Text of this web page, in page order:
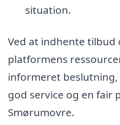
situation.
Ved at indhente
platformens
informeret
god service og en
Smørumovre.